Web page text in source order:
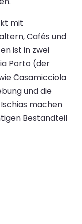
mit
Cafés und
ist in zwei
Porto (der
Casamicciola
und die
machen
Bestandteil